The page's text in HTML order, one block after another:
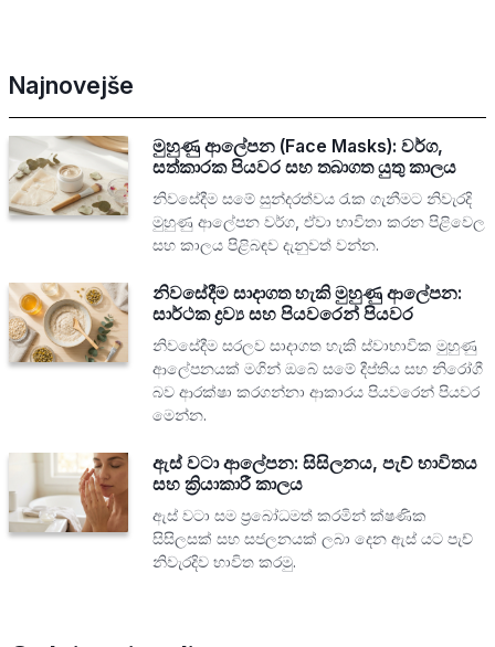
Najnovejše
මුහුණු ආලේපන (Face Masks): වර්ග,
සත්කාරක පියවර සහ තබාගත යුතු කාලය
නිවසේදීම සමේ සුන්දරත්වය රැක ගැනීමට නිවැරදි
මුහුණු ආලේපන වර්ග, ඒවා භාවිතා කරන පිළිවෙල
සහ කාලය පිළිබඳව දැනුවත් වන්න.
නිවසේදීම සාදාගත හැකි මුහුණු ආලේපන:
සාර්ථක ද්‍රව්‍ය සහ පියවරෙන් පියවර
නිවසේදීම සරලව සාදාගත හැකි ස්වාභාවික මුහුණු
ආලේපනයක් මගින් ඔබේ සමේ දීප්තිය සහ නිරෝගී
බව ආරක්ෂා කරගන්නා ආකාරය පියවරෙන් පියවර
මෙන්න.
ඇස් වටා ආලේපන: සිසිලනය, පැච් භාවිතය
සහ ක්‍රියාකාරී කාලය
ඇස් වටා සම ප්‍රබෝධමත් කරමින් ක්ෂණික
සිසිලසක් සහ සජලනයක් ලබා දෙන ඇස් යට පැච්
නිවැරදිව භාවිත කරමු.